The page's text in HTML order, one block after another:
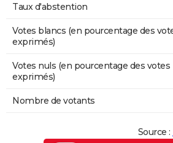
Taux d'abstention
Votes blancs (en pourcentage des
exprimés)
Votes nuls (en pourcentage des votes
exprimés)
Nombre de votants
Source :